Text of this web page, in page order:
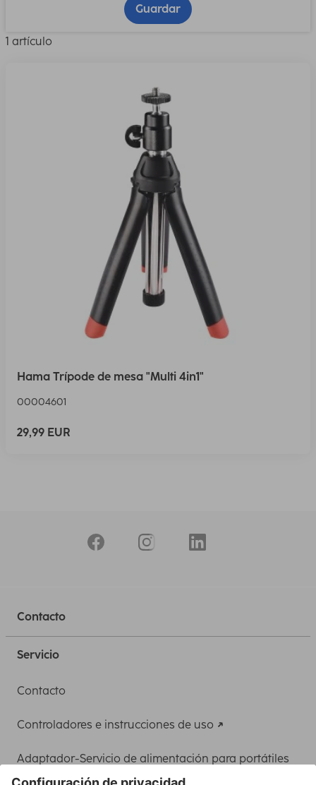
Guardar
1 artículo
Hama Trípode de mesa "Multi 4in1"
00004601
29,99 EUR
Contacto
Servicio
Contacto
Controladores e instrucciones de uso
Adaptador-Servicio de alimentación para portátiles